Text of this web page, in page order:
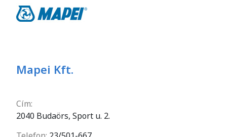
Mapei Kft.
Cím:
2040 Budaörs, Sport u. 2.